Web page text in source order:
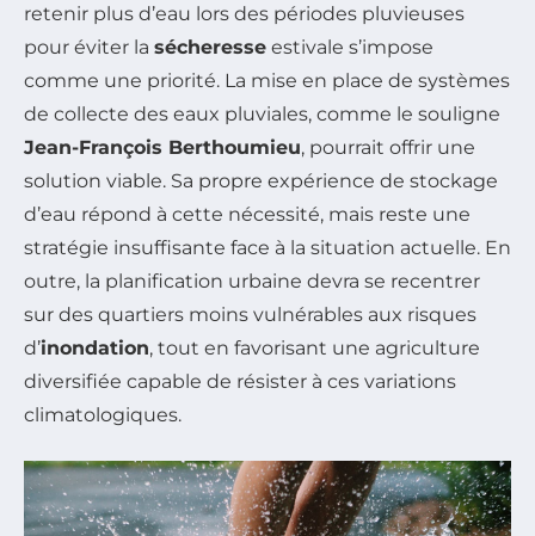
retenir plus d’eau lors des périodes pluvieuses
pour éviter la sécheresse estivale s’impose
comme une priorité. La mise en place de systèmes
de collecte des eaux pluviales, comme le souligne
Jean-François Berthoumieu, pourrait offrir une
solution viable. Sa propre expérience de stockage
d’eau répond à cette nécessité, mais reste une
stratégie insuffisante face à la situation actuelle. En
outre, la planification urbaine devra se recentrer
sur des quartiers moins vulnérables aux risques
d’inondation, tout en favorisant une agriculture
diversifiée capable de résister à ces variations
climatologiques.